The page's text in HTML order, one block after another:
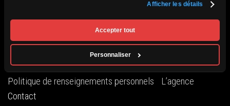
Afficher les détails
Accepter tout
Personnaliser
Conditions générales
Politique de renseignements personnels
L’agence
Contact